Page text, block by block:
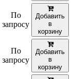
По
запросу
Добавить
в
корзину
По
запросу
Добавить
в
корзину